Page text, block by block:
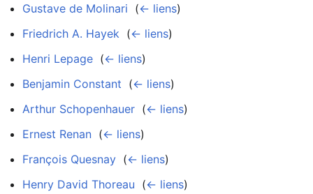
Gustave de Molinari (← liens)
Friedrich A. Hayek (← liens)
Henri Lepage (← liens)
Benjamin Constant (← liens)
Arthur Schopenhauer (← liens)
Ernest Renan (← liens)
François Quesnay (← liens)
Henry David Thoreau (← liens)